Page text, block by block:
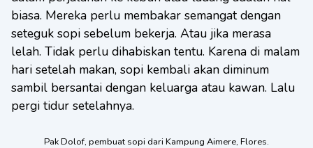
biasa. Mereka perlu membakar semangat dengan
seteguk sopi sebelum bekerja. Atau jika merasa
lelah. Tidak perlu dihabiskan tentu. Karena di malam
hari setelah makan, sopi kembali akan diminum
sambil bersantai dengan keluarga atau kawan. Lalu
pergi tidur setelahnya.
Pak Dolof, pembuat sopi dari Kampung Aimere, Flores.